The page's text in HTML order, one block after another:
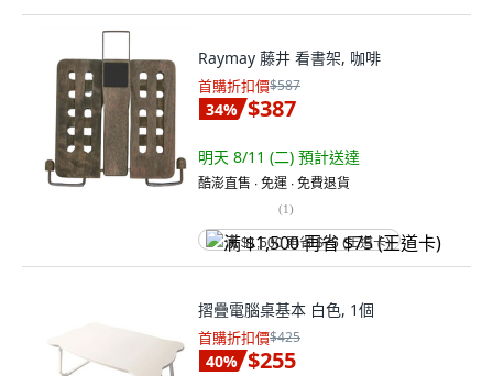
Raymay 藤井 看書架, 咖啡
首購折扣價$587
34% $387
明天 8/11 (二) 預計送達
酷澎直售 ∙ 免運 ∙ 免費退貨
(1)
满 $1,500 再省 $75 (王道卡)
摺疊電腦桌基本 白色, 1個
首購折扣價$425
40% $255